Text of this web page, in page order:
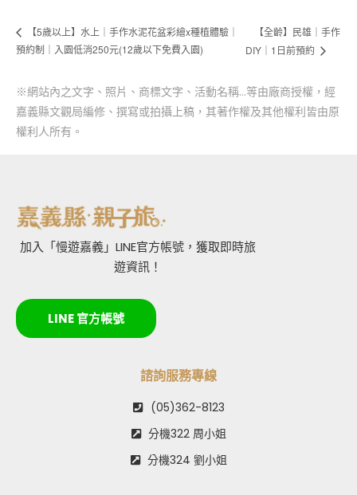
【5歲以上】水上｜手作水泥花盆彩繪x種植體驗｜
預約制｜入園低消250元(12歲以下免費入園)
【全齡】民雄｜手作
DIY｜1日前預約
※網站內之文字、照片、商標文字、活動名稱…等由廠商授權，經
嘉義縣文觀局編修、撰寫或拍攝上稿，其著作權及其他權利皆由原
權利人所有。
加入「慢遊嘉義」LINE官方帳號，獲取即時旅
遊資訊！
LINE 官方帳號
諮詢服務專線
(05)362-8123
分機322 周小姐
分機324 劉小姐